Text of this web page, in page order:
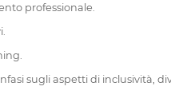
professionale.
sugli aspetti di inclusività,